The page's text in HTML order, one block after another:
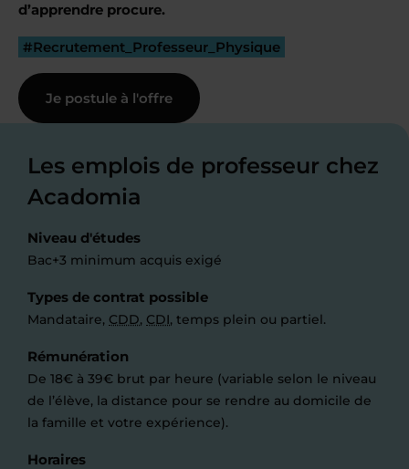
d’apprendre procure.
#Recrutement_Professeur_Physique
Je postule à l'offre
Les emplois de professeur chez
Acadomia
Niveau d'études
Bac+3 minimum acquis exigé
Types de contrat possible
Mandataire, CDD, CDI, temps plein ou partiel.
Rémunération
De 18€ à 39€ brut par heure (variable selon le niveau
de l’élève, la distance pour se rendre au domicile de
la famille et votre expérience).
Horaires